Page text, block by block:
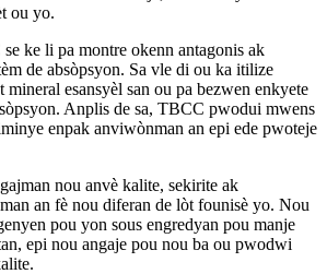
ou yo.
ke li pa montre okenn antagonis ak
de absòpsyon. Sa vle di ou ka itilize
esansyèl san ou pa bezwen enkyete
Anplis de sa, TBCC pwodui mwens
enpak anviwònman an epi ede pwoteje
nou anvè kalite, sekirite ak
an fè nou diferan de lòt founisè yo. Nou
pou yon sous engredyan pou manje
epi nou angaje pou nou ba ou pwodwi